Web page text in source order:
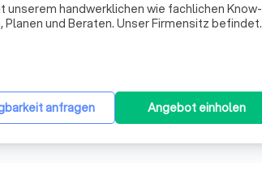
unserem handwerklichen wie fachlichen Know-
Unser Firmensitz befindet
anfragen Angebot einholen